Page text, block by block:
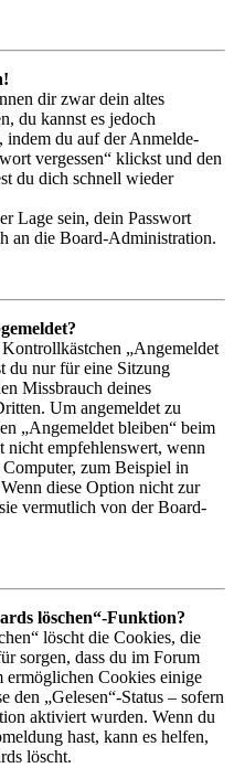
dir zwar dein altes
du kannst es jedoch
indem du auf der Anmelde-
vergessen“ klickst und den
du dich schnell wieder
Lage sein, dein Passwort
an die Board-Administration.
„Angemeldet
du nur für eine Sitzung
Missbrauch deines
Um angemeldet zu
„Angemeldet bleiben“ beim
nicht empfehlenswert, wenn
zum Beispiel in
diese Option nicht zur
vermutlich von der Board-
löschen“-Funktion?
löscht die Cookies, die
sorgen, dass du im Forum
ermöglichen Cookies einige
den „Gelesen“-Status – sofern
aktiviert wurden. Wenn du
hast, kann es helfen,
löscht.